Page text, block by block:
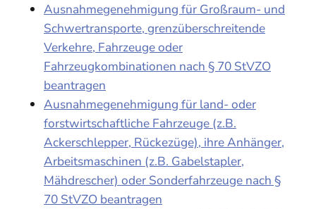
Ausnahmegenehmigung für Großraum- und
Schwertransporte, grenzüberschreitende
Verkehre, Fahrzeuge oder
Fahrzeugkombinationen nach § 70 StVZO
beantragen
Ausnahmegenehmigung für land- oder
forstwirtschaftliche Fahrzeuge (z.B.
Ackerschlepper, Rückezüge), ihre Anhänger,
Arbeitsmaschinen (z.B. Gabelstapler,
Mähdrescher) oder Sonderfahrzeuge nach §
70 StVZO beantragen